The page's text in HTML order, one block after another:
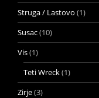
Struga / Lastovo (1)
Susac(10)
Vis(1)
Teti Wreck(1)
Zirje(3)